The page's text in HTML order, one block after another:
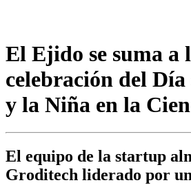
El Ejido se suma a
celebración del
y la Niña en la
El equipo de la startup
Groditech liderado por